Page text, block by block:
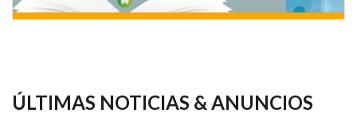
ÚLTIMAS NOTICIAS & ANUNCIOS